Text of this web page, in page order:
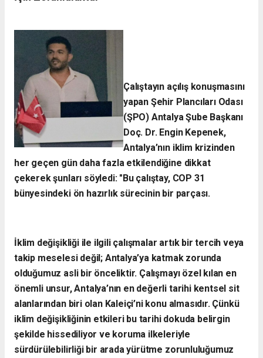
Çalıştayın açılış konuşmasını
yapan Şehir Plancıları Odası
(ŞPO) Antalya Şube Başkanı
Doç. Dr. Engin Kepenek,
Antalya’nın iklim krizinden
her geçen gün daha fazla etkilendiğine dikkat
çekerek şunları söyledi: ​"Bu çalıştay, COP 31
bünyesindeki ön hazırlık sürecinin bir parçası.
İklim değişikliği ile ilgili çalışmalar artık bir tercih veya
takip meselesi değil; Antalya’ya katmak zorunda
olduğumuz asli bir önceliktir. Çalışmayı özel kılan en
önemli unsur, Antalya’nın en değerli tarihi kentsel sit
alanlarından biri olan Kaleiçi’ni konu almasıdır. Çünkü
iklim değişikliğinin etkileri bu tarihi dokuda belirgin
şekilde hissediliyor ve koruma ilkeleriyle
sürdürülebilirliği bir arada yürütme zorunluluğumuz